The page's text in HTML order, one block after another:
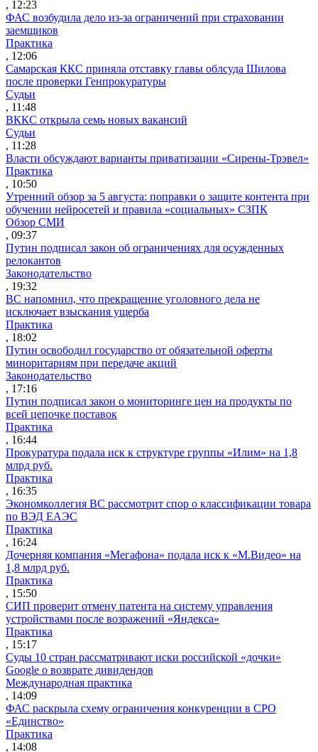
, 12:23
ФАС возбудила дело из-за ограничений при страховании
заемщиков
Практика
, 12:06
Самарская ККС приняла отставку главы облсуда Шилова
после проверки Генпрокуратуры
Судьи
, 11:48
ВККС открыла семь новых вакансий
Судьи
, 11:28
Власти обсуждают варианты приватизации «Сирены-Трэвел»
Практика
, 10:50
Утренний обзор за 5 августа: поправки о защите контента при
обучении нейросетей и правила «социальных» СЗПК
Обзор СМИ
, 09:37
Путин подписал закон об ограничениях для осужденных
релокантов
Законодательство
, 19:32
ВС напомнил, что прекращение уголовного дела не
исключает взыскания ущерба
Практика
, 18:02
Путин освободил государство от обязательной оферты
миноритариям при передаче акций
Законодательство
, 17:16
Путин подписал закон о мониторинге цен на продукты по
всей цепочке поставок
Практика
, 16:44
Прокуратура подала иск к структуре группы «Илим» на 1,8
млрд руб.
Практика
, 16:35
Экономколлегия ВС рассмотрит спор о классификации товара
по ВЭД ЕАЭС
Практика
, 16:24
Дочерняя компания «Мегафона» подала иск к «М.Видео» на
1,8 млрд руб.
Практика
, 15:50
СИП проверит отмену патента на систему управления
устройствами после возражений «Яндекса»
Практика
, 15:17
Суды 10 стран рассматривают иски российской «дочки»
Google о возврате дивидендов
Международная практика
, 14:09
ФАС раскрыла схему ограничения конкуренции в СРО
«Единство»
Практика
, 14:08